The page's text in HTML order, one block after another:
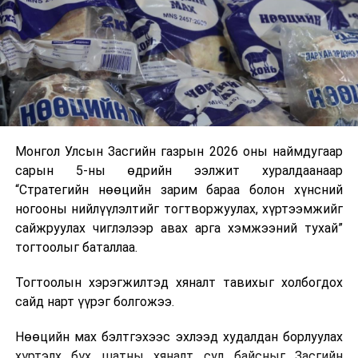
аас шаардлагатай түлш, шатахуун нийлүүлэхээр
тохиролцсон байна.
Тэрбээр шатахууны нөөц, түгээлтийн мэдээллийг
иргэдэд ил тод хүргэж, 33 жилийн дараа анх удаа
хэрэгжиж буй шатахуун нөөцлөх 22 сав, агуулахын
барилгын ажлын явцыг Засгийн газар болон олон
“Газрын тосны бүтээгдэхүүний хомсдолоос
сэргийлэх талаар авах зарим арга хэмжээний тухай”
Засгийн газрын тогтоолоор бүх төрлийн шатахууны
импортын гаалийн албан татварыг 2027 оны
хоёрдугаар сарын 1 хүртэл тэг хувиар тогтоолоо.
Мөн газрын тосны бүтээгдэхүүн, шатахууныг хилээр
шуурхай нэвтрүүлэх, тээвэрлэх, буулгах, гадаад
хөнгөвчлөх, шаардлага хангасан зөвшөөрлийн
Монгол Улсын Засгийн газрын 2026 оны наймдугаар
сарын 5-ны өдрийн ээлжит хуралдаанаар
“Стратегийн нөөцийн зарим бараа болон хүнсний
ногооны нийлүүлэлтийг тогтворжуулах, хүртээмжийг
сайжруулах чиглэлээр авах арга хэмжээний тухай”
тогтоолыг баталлаа.
Тогтоолын хэрэгжилтэд хяналт тавихыг холбогдох
сайд нарт үүрэг болгожээ.
Нөөцийн мах бэлтгэхээс эхлээд худалдан борлуулах